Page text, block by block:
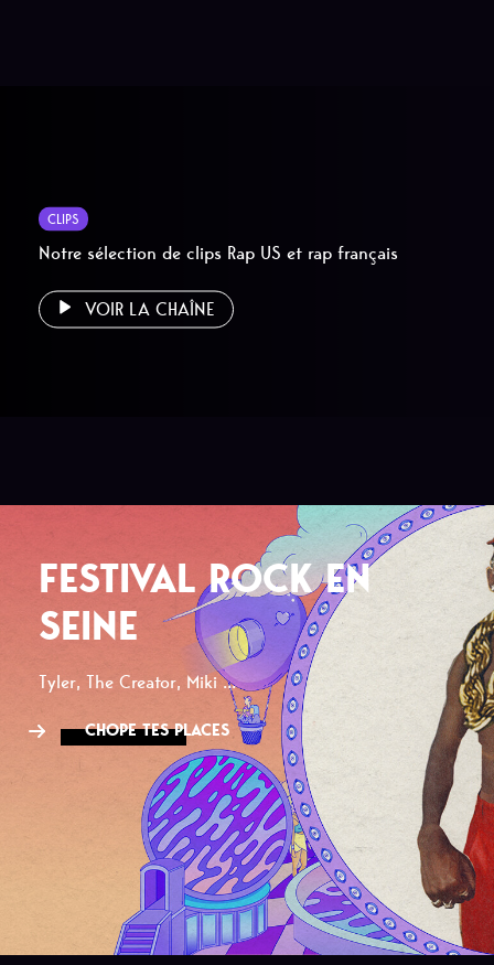
CLIPS
Notre sélection de clips Rap US et rap français
VOIR LA CHAÎNE
FESTIVAL ROCK EN
SEINE
Tyler, The Creator, Miki ...
CHOPE TES PLACES